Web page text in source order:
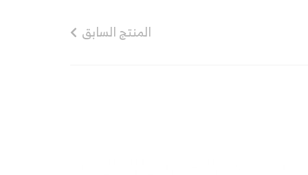
المنتج السابق